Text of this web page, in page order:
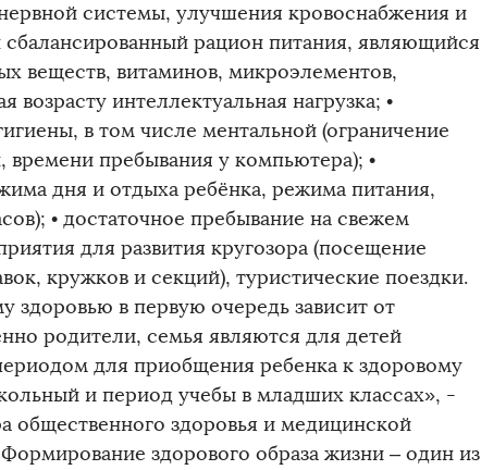
системы, улучшения кровоснабжения и
рацион питания, являющийся
веществ, витаминов, микроэлементов,
возрасту интеллектуальная нагрузка; •
в том числе ментальной (ограничение
времени пребывания у компьютера); •
дня и отдыха ребёнка, режима питания,
• достаточное пребывание на свежем
для развития кругозора (посещение
кружков и секций), туристические поездки.
здоровью в первую очередь зависит от
родители, семья являются для детей
для приобщения ребенка к здоровому
и период учебы в младших классах», -
общественного здоровья и медицинской
здорового образа жизни – один из